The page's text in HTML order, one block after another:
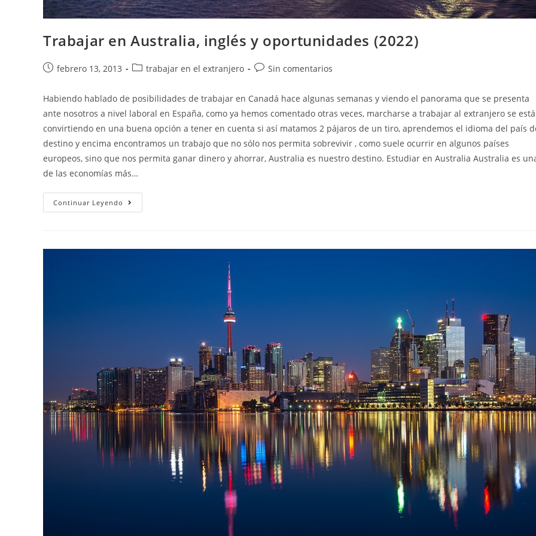
Trabajar en Australia, inglés y oportunidades (2022)
Publicación
la
entrada:
febrero 13, 2013
Categoría
entrada:
trabajar en el extranjero
Comentarios
entrada:
Sin comentarios
Habiendo hablado de posibilidades de trabajar en Canadá hace algunas semanas y viendo el panorama que se presenta
ante nosotros a nivel laboral en España, como ya hemos comentado otras veces, marcharse a trabajar al extranjero se está
convirtiendo en una buena opción a tener en cuenta si así matamos 2 pájaros de un tiro, aprendemos el idioma del país
destino y encima encontramos un trabajo que no sólo nos permita sobrevivir , como suele ocurrir en algunos países
europeos, sino que nos permita ganar dinero y ahorrar, Australia es nuestro destino. Estudiar en Australia Australia es
de las economías más…
Continuar Leyendo Trabajar
En
(2022)